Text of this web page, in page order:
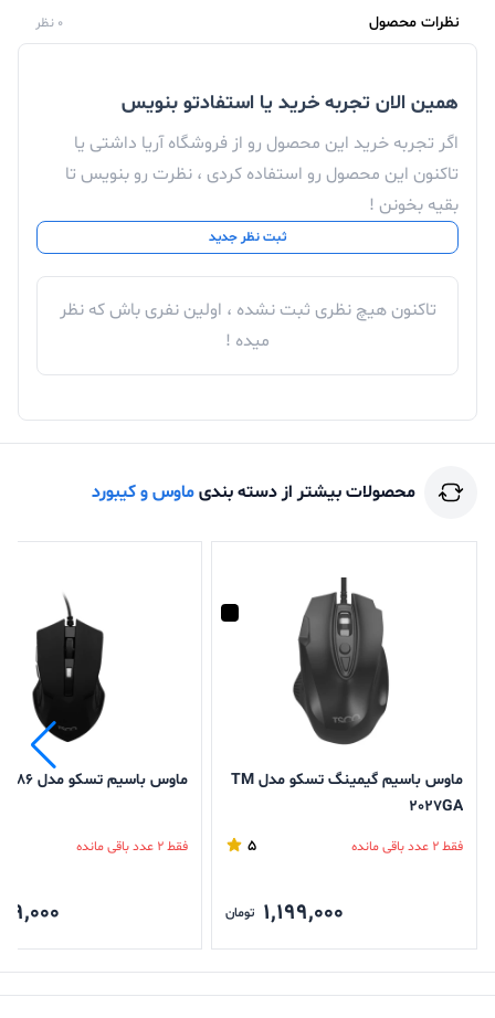
سطوح مختلف با سرعت بالا و بدون پرش حرکت می کند.
قابل کلیک می باشد.
نظرات محصول 0 نظر
همین الان تجربه خرید یا استفادتو بنویس
اگر تجربه خرید این محصول رو از فروشگاه آریا داشتی یا
تاکنون این محصول رو استفاده کردی ، نظرت رو بنویس تا
بقیه بخونن !
ثبت نظر جدید
تاکنون هیچ نظری ثبت نشده ، اولین نفری باش که نظر
میده !
محصولات بیشتر از دسته بندیماوس و کیبورد
ماوس باسیم گیمینگ تسکو مدل TM
2027GA
فقط 2 عدد باقی مانده 5
1,199,000 تومان
ماوس باسیم تسکو مدل TM 286
فقط 2 عدد باقی مانده